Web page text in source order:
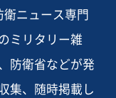
衛ニュース専門
ミリタリー雑
防衛省などが発
集、随時掲載し